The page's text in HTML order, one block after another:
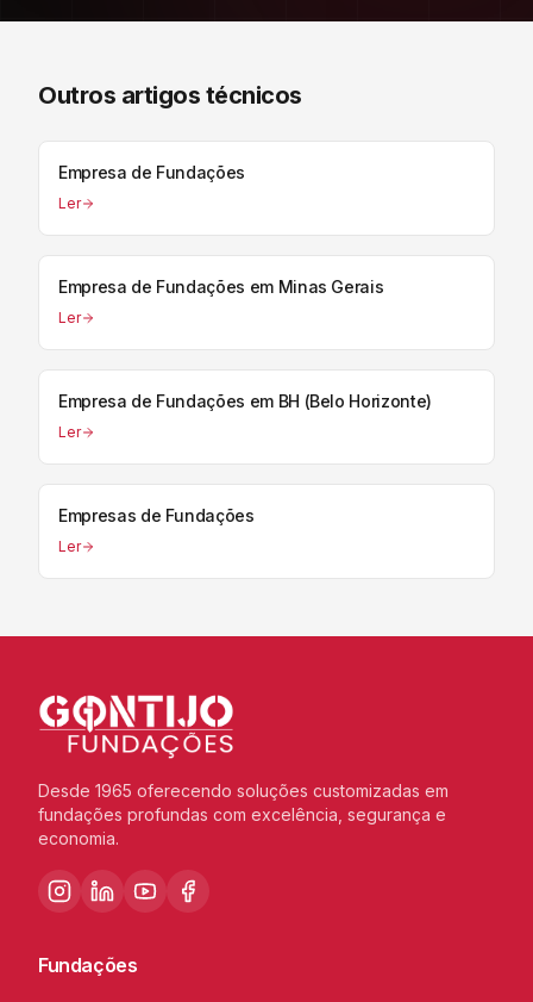
Outros artigos técnicos
Empresa de Fundações
Ler
Empresa de Fundações em Minas Gerais
Ler
Empresa de Fundações em BH (Belo Horizonte)
Ler
Empresas de Fundações
Ler
Desde 1965 oferecendo soluções customizadas em
fundações profundas com excelência, segurança e
economia.
Fundações